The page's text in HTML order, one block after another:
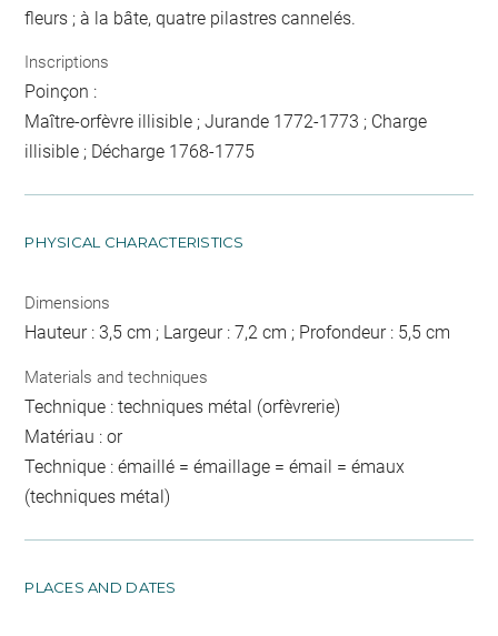
fleurs ; à la bâte, quatre pilastres cannelés.
Inscriptions
Poinçon :
Maître-orfèvre illisible ; Jurande 1772-1773 ; Charge
illisible ; Décharge 1768-1775
PHYSICAL CHARACTERISTICS
Dimensions
Hauteur : 3,5 cm ; Largeur : 7,2 cm ; Profondeur : 5,5 cm
Materials and techniques
Technique : techniques métal (orfèvrerie)
Matériau : or
Technique : émaillé = émaillage = émail = émaux
(techniques métal)
PLACES AND DATES